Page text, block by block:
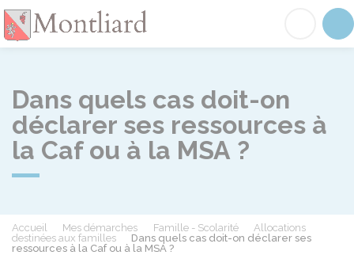
Dans quels cas doit-on
déclarer ses ressources à
la Caf ou à la MSA ?
Accueil Mes démarches Famille - Scolarité
Allocations
destinées aux familles
Dans quels cas doit-on déclarer ses
ressources à la Caf ou à la MSA ?